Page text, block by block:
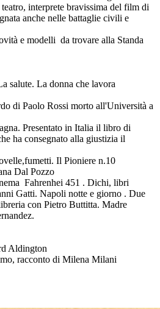
interprete bravissima del film di
anche nelle battaglie civili e
e modelli da trovare alla Standa
salute. La donna che lavora
di Paolo Rossi morto all'Università a
Presentato in Italia il libro di
ha consegnato alla giustizia il
Il Pioniere n.10
Dal Pozzo
Fahrenhei 451 . Dichi, libri
Gatti. Napoli notte e giorno . Due
con Pietro Buttitta. Madre
Aldington
racconto di Milena Milani